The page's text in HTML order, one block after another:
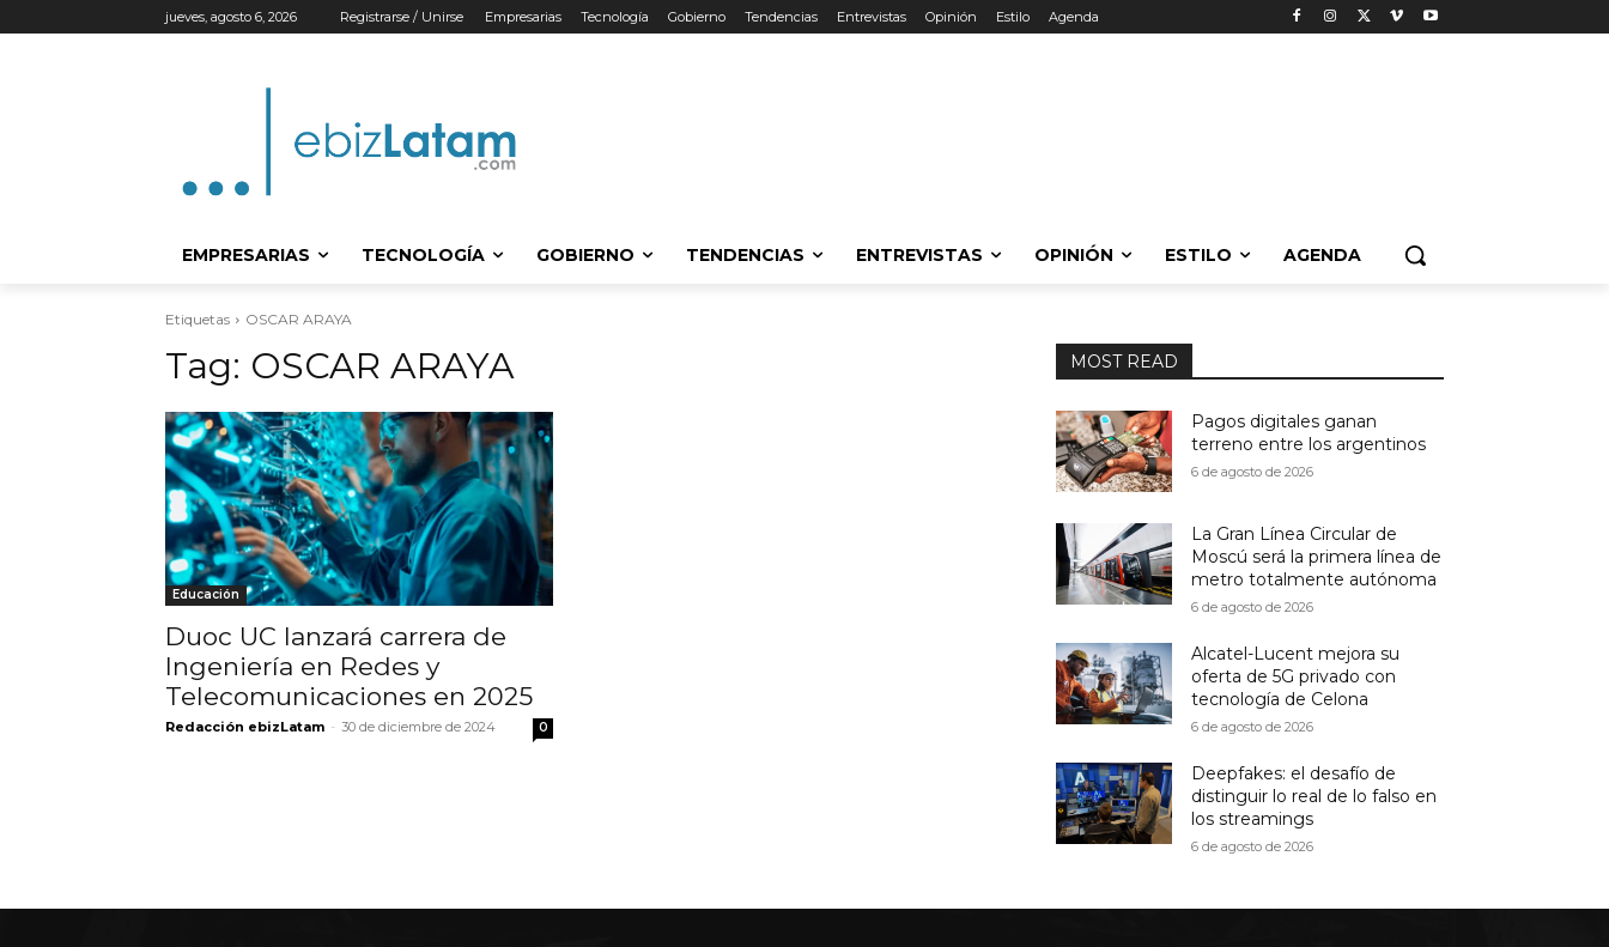
jueves, agosto 6, 2026 Registrarse / Unirse Empresarias Tecnología Gobierno Tendencias Entrevistas Opinión Estilo Agenda
EMPRESARIAS TECNOLOGÍA GOBIERNO TENDENCIAS ENTREVISTAS OPINIÓN ESTILO AGENDA
Etiquetas OSCAR ARAYA
Tag: OSCAR ARAYA
Educación
Duoc UC lanzará carrera de
Ingeniería en Redes y
Telecomunicaciones en 2025
Redacción ebizLatam - 30 de diciembre de 2024 0
MOST READ
Pagos digitales ganan
terreno entre los argentinos
6 de agosto de 2026
La Gran Línea Circular de
Moscú será la primera línea de
metro totalmente autónoma
6 de agosto de 2026
Alcatel-Lucent mejora su
oferta de 5G privado con
tecnología de Celona
6 de agosto de 2026
Deepfakes: el desafío de
distinguir lo real de lo falso en
los streamings
6 de agosto de 2026